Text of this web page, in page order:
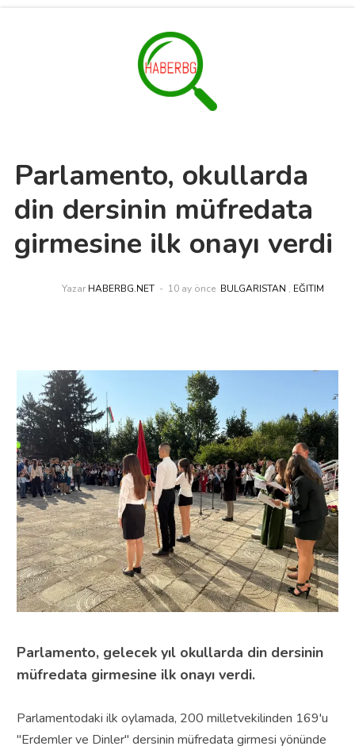
Parlamento, okullarda
din dersinin müfredata
girmesine ilk onayı verdi
Yazar HABERBG.NET 10 ay önce BULGARISTAN , EĞITIM
Parlamento, gelecek yıl okullarda din dersinin
müfredata girmesine ilk onayı verdi.
Parlamentodaki ilk oylamada, 200 milletvekilinden 169'u
"Erdemler ve Dinler" dersinin müfredata girmesi yönünde